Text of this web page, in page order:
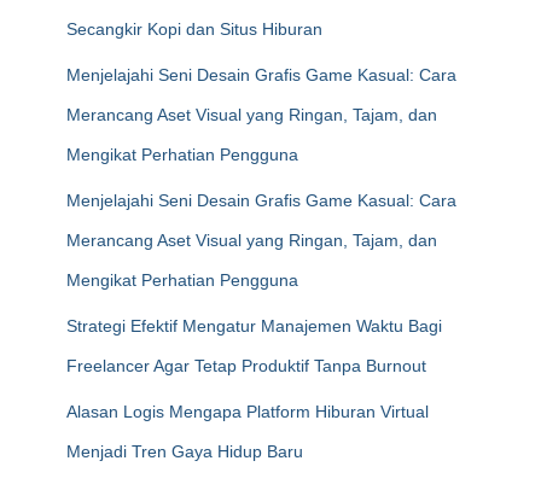
Secangkir Kopi dan Situs Hiburan
Menjelajahi Seni Desain Grafis Game Kasual: Cara
Merancang Aset Visual yang Ringan, Tajam, dan
Mengikat Perhatian Pengguna
Menjelajahi Seni Desain Grafis Game Kasual: Cara
Merancang Aset Visual yang Ringan, Tajam, dan
Mengikat Perhatian Pengguna
Strategi Efektif Mengatur Manajemen Waktu Bagi
Freelancer Agar Tetap Produktif Tanpa Burnout
Alasan Logis Mengapa Platform Hiburan Virtual
Menjadi Tren Gaya Hidup Baru